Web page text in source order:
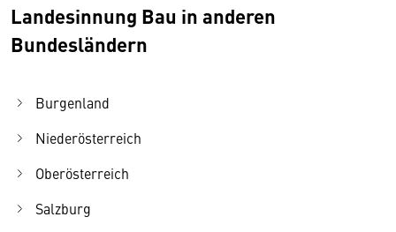
Landesinnung Bau in anderen
Bundesländern
Burgenland
Niederösterreich
Oberösterreich
Salzburg